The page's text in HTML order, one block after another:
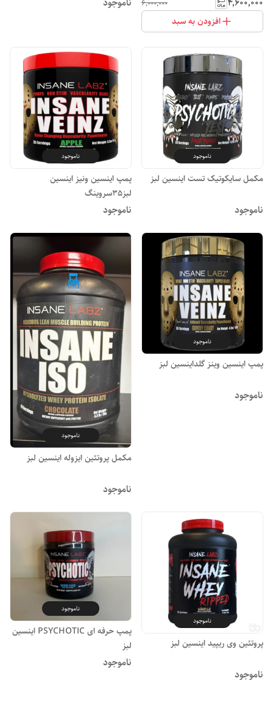
۶٬۰۰۰٬۰۰۰
افزودن به سبد
ناموجود
مکمل سایکوتیک تست اینسین لبز
ناموجود
ناموجود
پمپ اینسین ونیز اینسین
لبز35سروینگ
ناموجود
ناموجود
پمپ اینسین وینز گلداینسین لبز
ناموجود
ناموجود
مکمل پروتئین ایزوله اینسین لبز
ناموجود
ناموجود
پروتئین وی ریپید اینسین لبز
ناموجود
ناموجود
پمپ حرفه ای PSYCHOTIC اینسین
لبز
ناموجود